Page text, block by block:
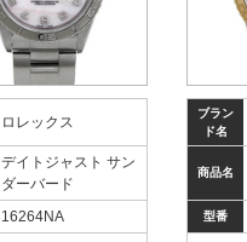
ロレックス
デイトジャスト サン
ダーバード
16264NA
ブラン
ド名
商品名
型番